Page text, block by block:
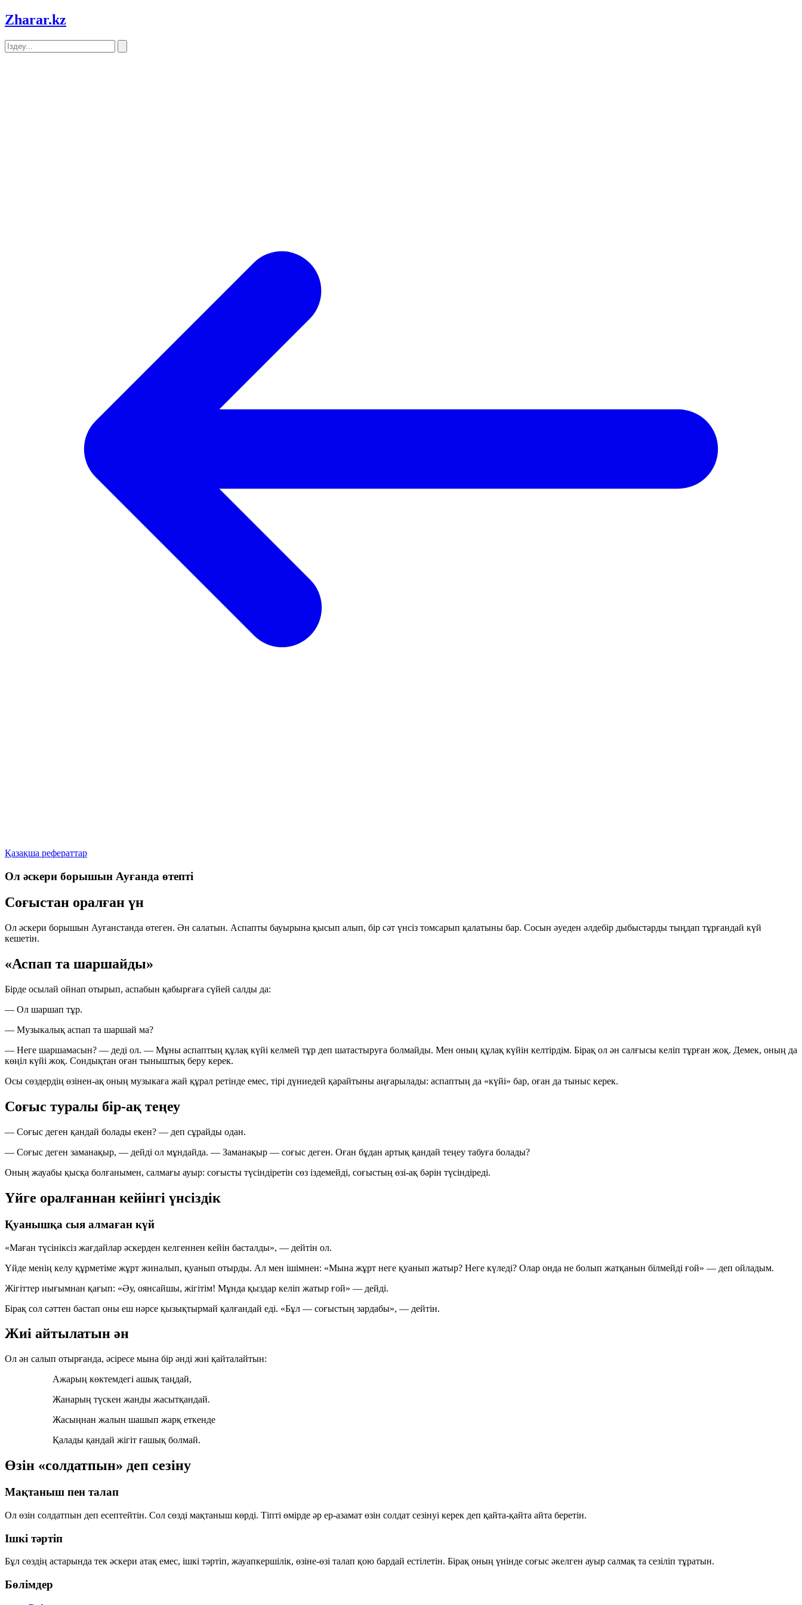
Zharar.kz
Қазақша рефераттар
Ол әскери борышын Ауғанда өтепті
Соғыстан оралған үн
Ол әскери борышын Ауғанстанда өтеген. Ән салатын. Аспапты бауырына қысып алып, бір сәт үнсіз томсарып қалатыны бар. Сосын әуеден әлдебір дыбыстарды тыңдап тұрғандай күй
кешетін.
«Аспап та шаршайды»
Бірде осылай ойнап отырып, аспабын қабырғаға сүйей салды да:
— Ол шаршап тұр.
— Музыкалық аспап та шаршай ма?
— Неге шаршамасын? — деді ол. — Мұны аспаптың құлақ күйі келмей тұр деп шатастыруға болмайды. Мен оның құлақ күйін келтірдім. Бірақ ол ән салғысы келіп тұрған жоқ. Демек, оның да
көңіл күйі жоқ. Сондықтан оған тыныштық беру керек.
Осы сөздердің өзінен-ақ оның музыкаға жай құрал ретінде емес, тірі дүниедей қарайтыны аңғарылады: аспаптың да «күйі» бар, оған да тыныс керек.
Соғыс туралы бір-ақ теңеу
— Соғыс деген қандай болады екен? — деп сұрайды одан.
— Соғыс деген заманақыр, — дейді ол мұндайда. — Заманақыр — соғыс деген. Оған бұдан артық қандай теңеу табуға болады?
Оның жауабы қысқа болғанымен, салмағы ауыр: соғысты түсіндіретін сөз іздемейді, соғыстың өзі-ақ бәрін түсіндіреді.
Үйге оралғаннан кейінгі үнсіздік
Қуанышқа сыя алмаған күй
«Маған түсініксіз жағдайлар әскерден келгеннен кейін басталды», — дейтін ол.
Үйде менің келу құрметіме жұрт жиналып, қуанып отырды. Ал мен ішімнен: «Мына жұрт неге қуанып жатыр? Неге күледі? Олар онда не болып жатқанын білмейді ғой» — деп ойладым.
Жігіттер иығымнан қағып: «Әу, оянсайшы, жігітім! Мұнда қыздар келіп жатыр ғой» — дейді.
Бірақ сол сәттен бастап оны еш нәрсе қызықтырмай қалғандай еді. «Бұл — соғыстың зардабы», — дейтін.
Жиі айтылатын ән
Ол ән салып отырғанда, әсіресе мына бір әнді жиі қайталайтын:
Ажарың көктемдегі ашық таңдай,
Жанарың түскен жанды жасытқандай.
Жасыңнан жалын шашып жарқ еткенде
Қалады қандай жігіт ғашық болмай.
Өзін «солдатпын» деп сезіну
Мақтаныш пен талап
Ол өзін солдатпын деп есептейтін. Сол сөзді мақтаныш көрді. Тіпті өмірде әр ер-азамат өзін солдат сезінуі керек деп қайта-қайта айта беретін.
Ішкі тәртіп
Бұл сөздің астарында тек әскери атақ емес, ішкі тәртіп, жауапкершілік, өзіне-өзі талап қою бардай естілетін. Бірақ оның үнінде соғыс әкелген ауыр салмақ та сезіліп тұратын.
Бөлімдер